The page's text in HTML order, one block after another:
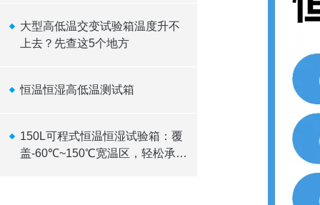
大型高低温交变试验箱温度升不
上去？先查这5个地方
恒温恒湿高低温测试箱
150L可程式恒温恒湿试验箱：覆
盖-60℃~150℃宽温区，轻松承